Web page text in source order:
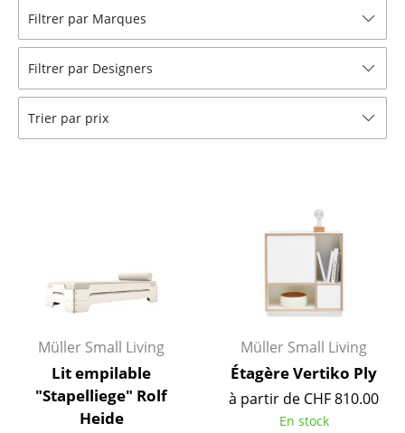
Tabourets
Bancs & Chaises longues
Poufs poires
Chaises de conférence
Fauteuils de direction
Pièces détachées
... voir tous les sièges
Filtrer par Marques
Filtrer par Designers
Trier par prix
Müller Small Living
Lit empilable
"Stapelliege" Rolf
Heide
Müller Small Living
Étagère Vertiko Ply
à partir de CHF 810.00
En stock